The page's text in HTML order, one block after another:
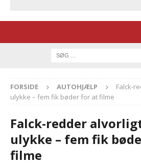
FORSIDE AUTOHJÆLP
Falck-
ulykke – fem fik bøder for at filme
Falck-redder
ulykke – fem fik
filme